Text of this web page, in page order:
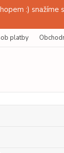
:)
platby